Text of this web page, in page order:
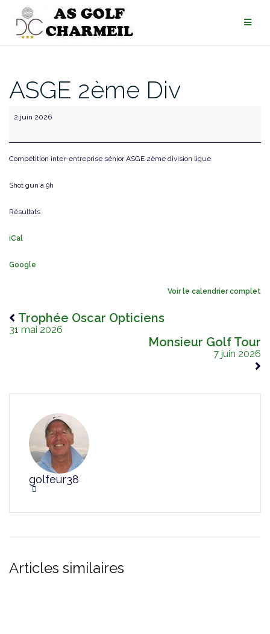
ASGE 2ème Div
ASGE
2ème
2 juin 2026
Compétition inter-entreprise sénior ASGE 2ème division ligue
Shot gun à 9h
Résultats
iCal
Google
Voir le calendrier complet
Trophée Oscar Opticiens
31 mai 2026
Monsieur Golf Tour
7 juin 2026
golfeur38
Articles similaires